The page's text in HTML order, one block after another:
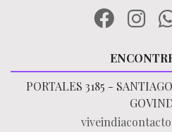
PORTALES 3185 -